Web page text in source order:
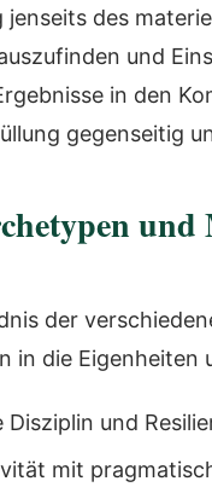
des
und
in den
gegenseitig
der
in die
Disziplin und
mit